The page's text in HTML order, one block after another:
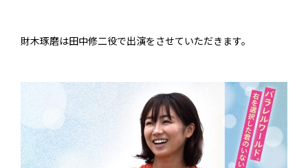
財木琢磨は田中修二役で出演をさせていただきます。